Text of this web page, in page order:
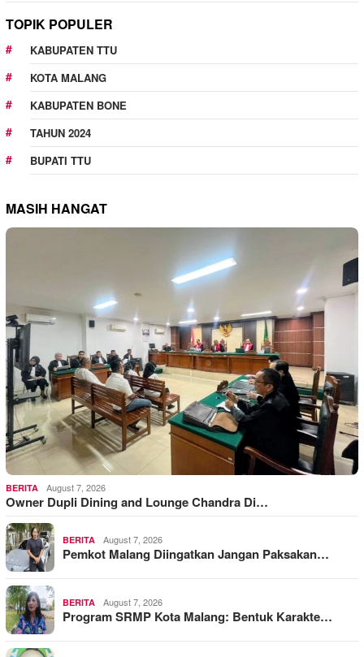
TOPIK POPULER
KABUPATEN TTU
KOTA MALANG
KABUPATEN BONE
TAHUN 2024
BUPATI TTU
MASIH HANGAT
BERITA August 7, 2026
Owner Dupli Dining and Lounge Chandra Di…
BERITA August 7, 2026
Pemkot Malang Diingatkan Jangan Paksakan…
BERITA August 7, 2026
Program SRMP Kota Malang: Bentuk Karakte…